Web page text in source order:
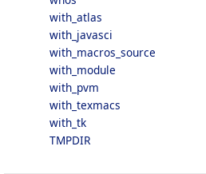
with_atlas
with_javasci
with_macros_source
with_module
with_pvm
with_texmacs
with_tk
TMPDIR